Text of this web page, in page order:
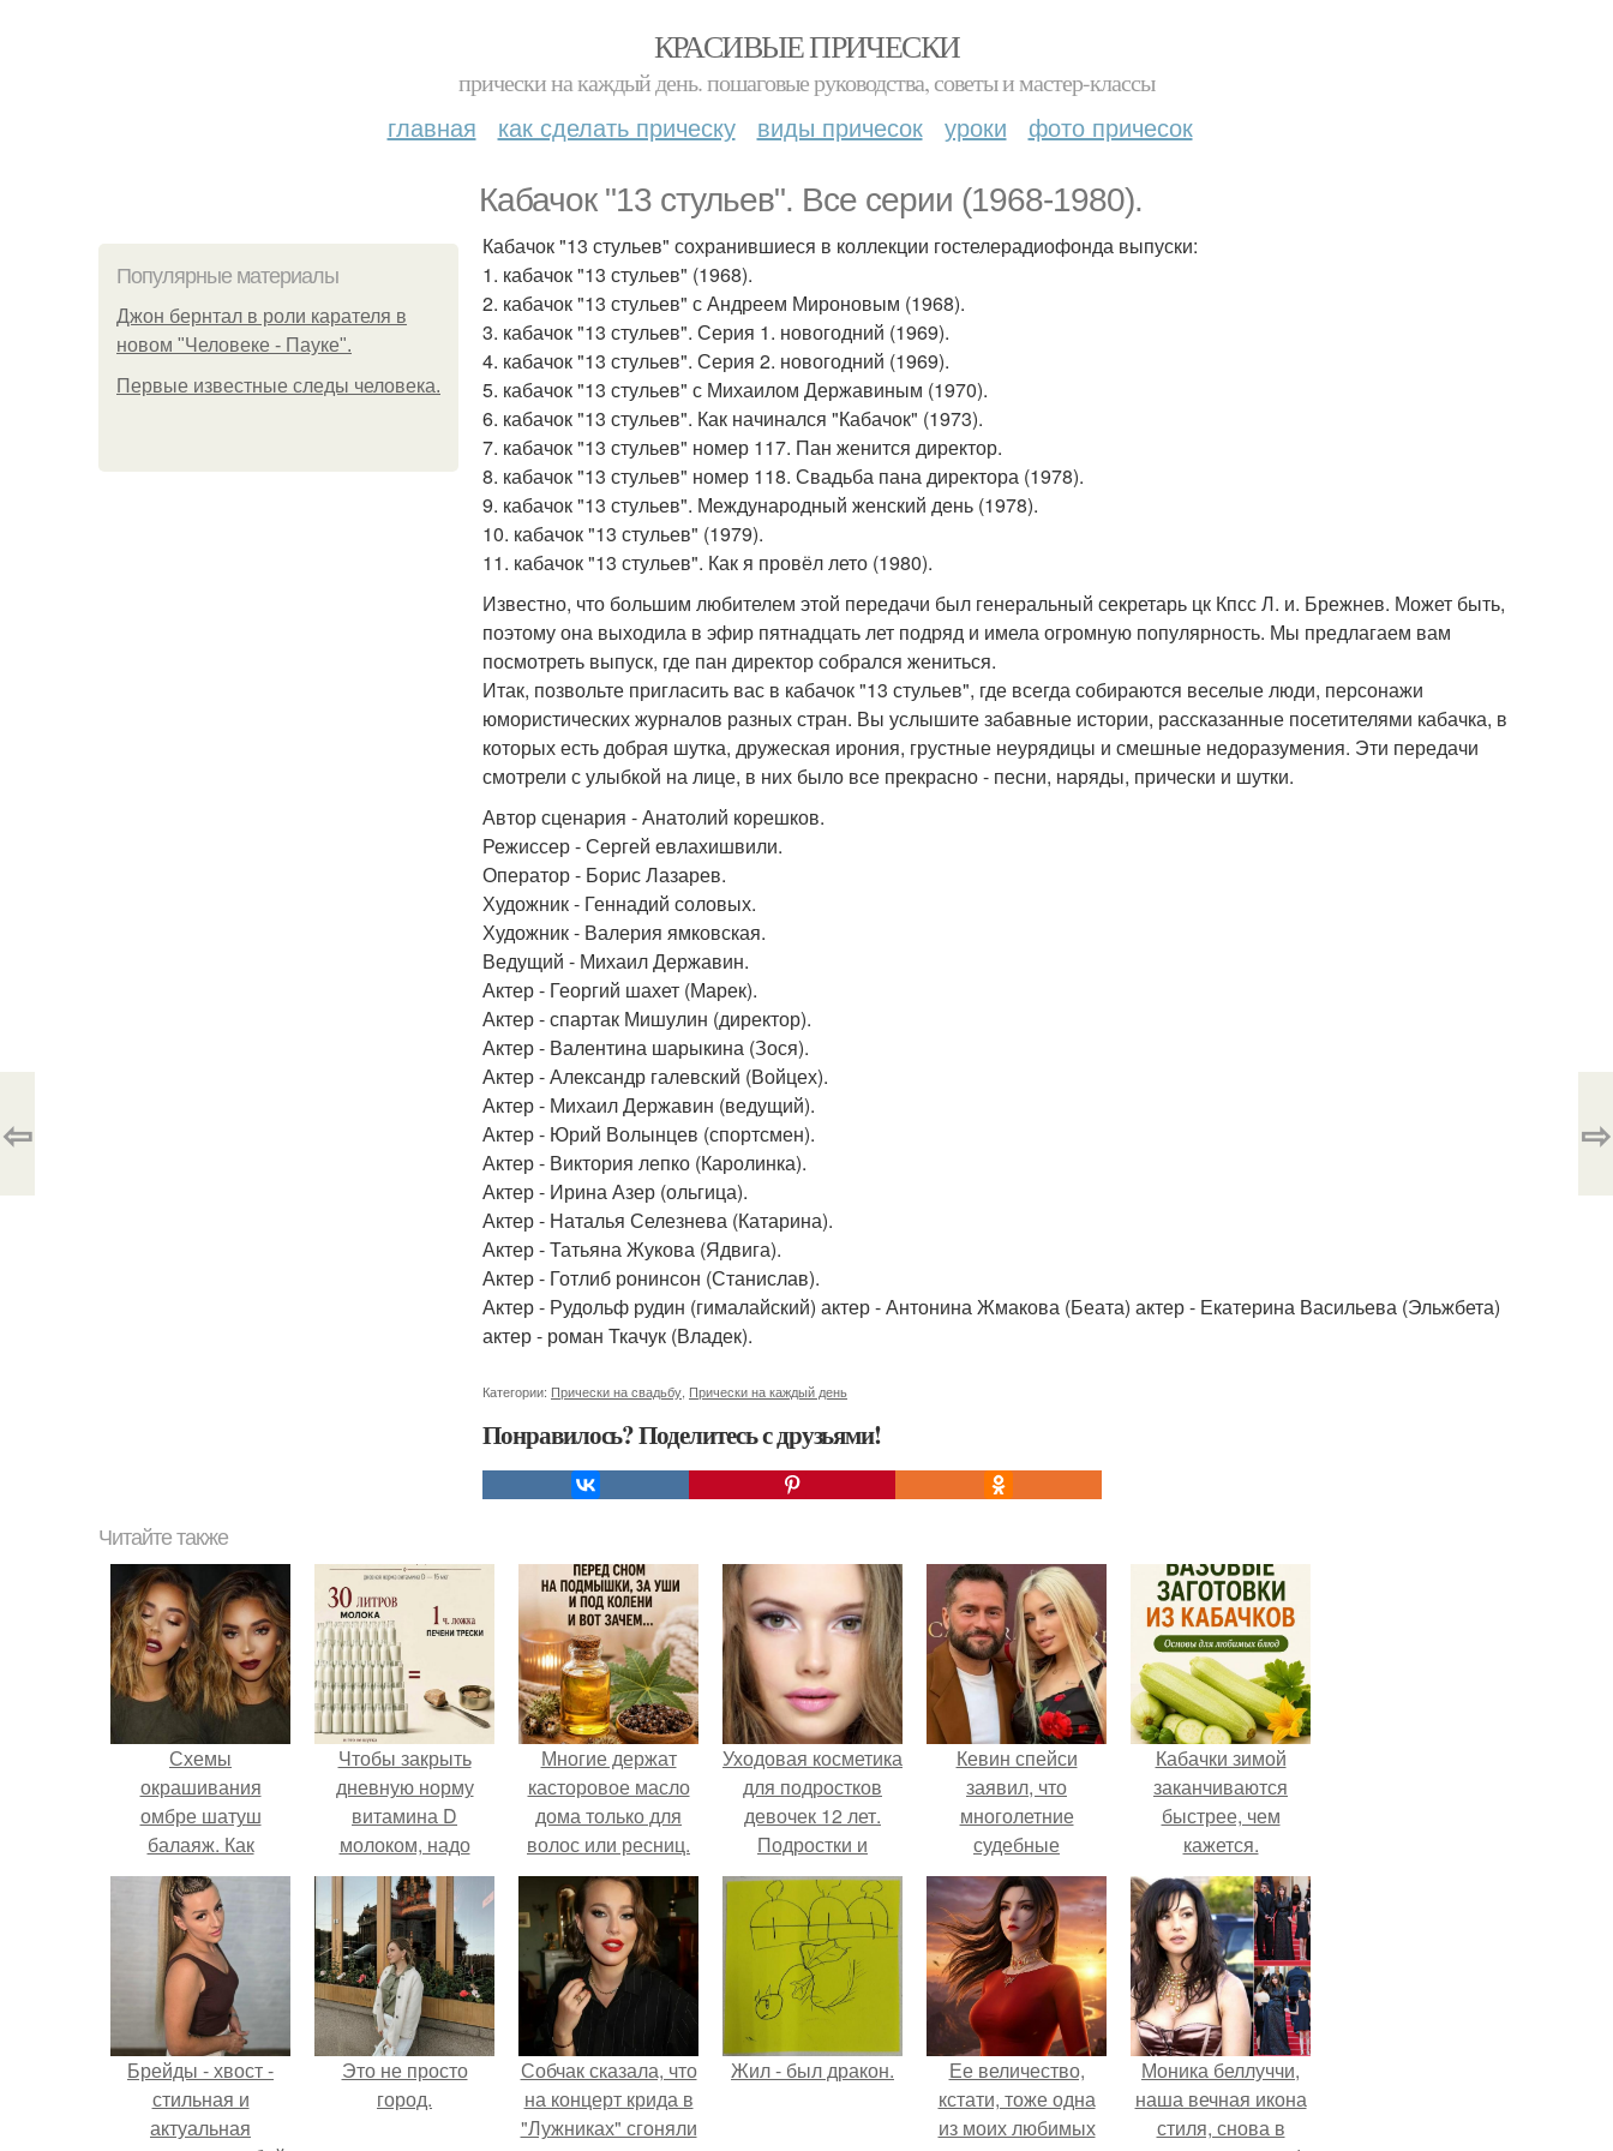
КРАСИВЫЕ ПРИЧЕСКИ
прически на каждый день. пошаговые руководства, советы и мастер-классы
главная как сделать прическу виды причесок уроки фото причесок
Кабачок "13 стульев". Все серии (1968-1980).
Популярные материалы
Джон бернтал в роли карателя в
новом "Человеке - Пауке".
Первые известные следы человека.
Кабачок "13 стульев" сохранившиеся в коллекции гостелерадиофонда выпуски:
1. кабачок "13 стульев" (1968).
2. кабачок "13 стульев" с Андреем Мироновым (1968).
3. кабачок "13 стульев". Серия 1. новогодний (1969).
4. кабачок "13 стульев". Серия 2. новогодний (1969).
5. кабачок "13 стульев" с Михаилом Державиным (1970).
6. кабачок "13 стульев". Как начинался "Кабачок" (1973).
7. кабачок "13 стульев" номер 117. Пан женится директор.
8. кабачок "13 стульев" номер 118. Свадьба пана директора (1978).
9. кабачок "13 стульев". Международный женский день (1978).
10. кабачок "13 стульев" (1979).
11. кабачок "13 стульев". Как я провёл лето (1980).
Известно, что большим любителем этой передачи был генеральный секретарь цк Кпсс Л. и. Брежнев. Может быть,
поэтому она выходила в эфир пятнадцать лет подряд и имела огромную популярность. Мы предлагаем вам
посмотреть выпуск, где пан директор собрался жениться.
Итак, позвольте пригласить вас в кабачок "13 стульев", где всегда собираются веселые люди, персонажи
юмористических журналов разных стран. Вы услышите забавные истории, рассказанные посетителями кабачка, в
которых есть добрая шутка, дружеская ирония, грустные неурядицы и смешные недоразумения. Эти передачи
смотрели с улыбкой на лице, в них было все прекрасно - песни, наряды, прически и шутки.
Автор сценария - Анатолий корешков.
Режиссер - Сергей евлахишвили.
Оператор - Борис Лазарев.
Художник - Геннадий соловых.
Художник - Валерия ямковская.
Ведущий - Михаил Державин.
Актер - Георгий шахет (Марек).
Актер - спартак Мишулин (директор).
Актер - Валентина шарыкина (Зося).
Актер - Александр галевский (Войцех).
Актер - Михаил Державин (ведущий).
Актер - Юрий Волынцев (спортсмен).
Актер - Виктория лепко (Каролинка).
Актер - Ирина Азер (ольгица).
Актер - Наталья Селезнева (Катарина).
Актер - Татьяна Жукова (Ядвига).
Актер - Готлиб ронинсон (Станислав).
Актер - Рудольф рудин (гималайский) актер - Антонина Жмакова (Беата) актер - Екатерина Васильева (Эльжбета)
актер - роман Ткачук (Владек).
Категории: Прически на свадьбу Прически на каждый день
Понравилось? Поделитесь с друзьями!
⇦ ⇨
Читайте также
Схемы
окрашивания
омбре шатуш
балаяж. Как
выбрать
окрашивание для
себя
Чтобы закрыть
дневную норму
витамина D
молоком, надо
выпить 30 литров
или съесть одну
чайную ложку
печени трески.
Многие держат
касторовое масло
дома только для
волос или ресниц.
Уходовая косметика
для подростков
девочек 12 лет.
Подростки и
косметика — за и
против
Кевин спейси
заявил, что
многолетние
судебные
разбирательства
практически
уничтожили его
состояние.
Кабачки зимой
заканчиваются
быстрее, чем
кажется.
Брейды - хвост -
стильная и
актуальная
Это не просто
город.
Собчак сказала, что
на концерт крида в
"Лужниках" сгоняли
Жил - был дракон.
Ее величество,
кстати, тоже одна
из моих любимых
Моника беллуччи,
наша вечная икона
стиля, снова в